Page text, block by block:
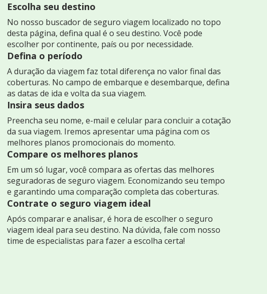
Escolha seu destino
No nosso buscador de seguro viagem localizado no topo
desta página, defina qual é o seu destino. Você pode
escolher por continente, país ou por necessidade.
Defina o período
A duração da viagem faz total diferença no valor final das
coberturas. No campo de embarque e desembarque, defina
as datas de ida e volta da sua viagem.
Insira seus dados
Preencha seu nome, e-mail e celular para concluir a cotação
da sua viagem. Iremos apresentar uma página com os
melhores planos promocionais do momento.
Compare os melhores planos
Em um só lugar, você compara as ofertas das melhores
seguradoras de seguro viagem. Economizando seu tempo
e garantindo uma comparação completa das coberturas.
Contrate o seguro viagem ideal
Após comparar e analisar, é hora de escolher o seguro
viagem ideal para seu destino. Na dúvida, fale com nosso
time de especialistas para fazer a escolha certa!